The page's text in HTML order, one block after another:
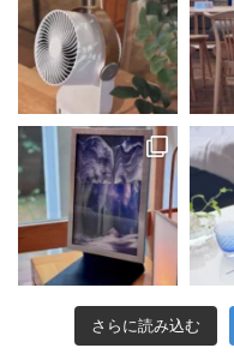
さらに読み込む